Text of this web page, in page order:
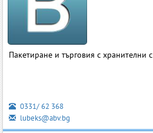
Пакетиране и търговия с хранителни с
0331/ 62 368
lubeks@abv.bg